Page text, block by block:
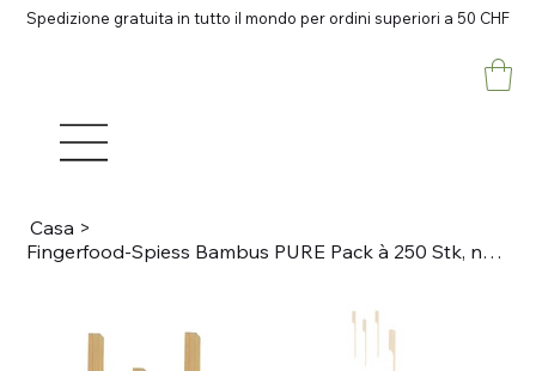
Spedizione gratuita in tutto il mondo per ordini superiori a 50 CHF
Casa >
Fingerfood-Spiess Bambus PURE Pack à 250 Stk, natur L 9cm, GOLF